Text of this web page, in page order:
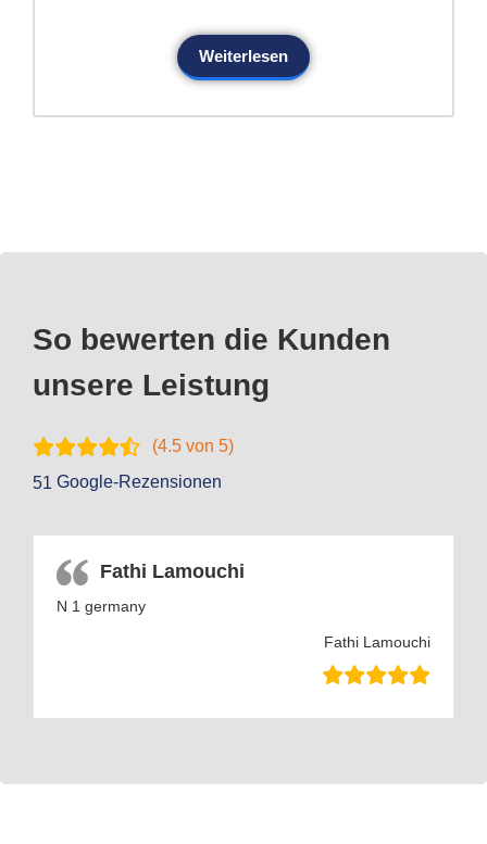
Weiterlesen
So bewerten die Kunden
unsere Leistung
(4.5 von 5)
51 Google-Rezensionen
Fathi Lamouchi
N 1 germany
Fathi Lamouchi